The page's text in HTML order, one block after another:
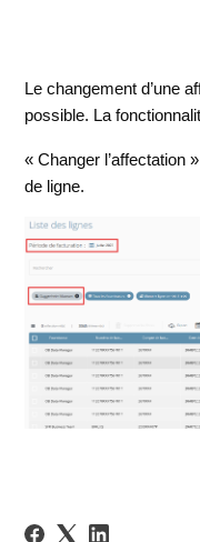
Le changement d’une
possible. La
« Changer l’affectation
de ligne.